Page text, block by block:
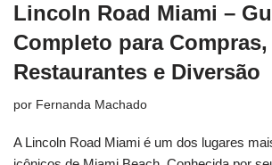
Lincoln Road Miami –
Completo para Compras,
Restaurantes e Diversão
por Fernanda Machado
A Lincoln Road Miami é um dos lugares